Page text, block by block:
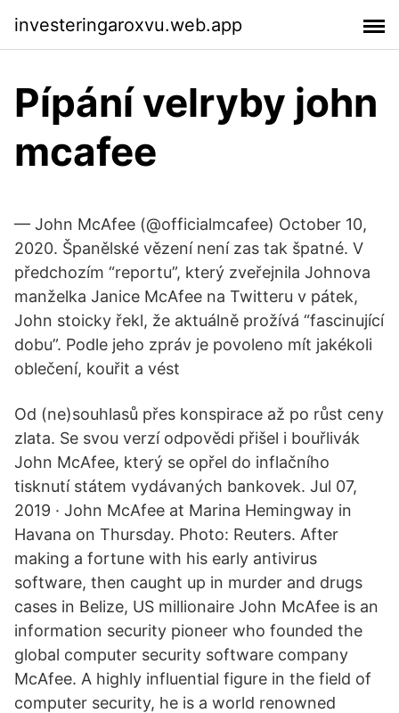
investeringaroxvu.web.app
Pípání velryby john
mcafee
— John McAfee (@officialmcafee) October 10,
2020. Španělské vězení není zas tak špatné. V
předchozím “reportu”, který zveřejnila Johnova
manželka Janice McAfee na Twitteru v pátek,
John stoicky řekl, že aktuálně prožívá “fascinující
dobu”. Podle jeho zpráv je povoleno mít jakékoli
oblečení, kouřit a vést
Od (ne)souhlasů přes konspirace až po růst ceny
zlata. Se svou verzí odpovědi přišel i bouřlivák
John McAfee, který se opřel do inflačního
tisknutí státem vydávaných bankovek. Jul 07,
2019 · John McAfee at Marina Hemingway in
Havana on Thursday. Photo: Reuters. After
making a fortune with his early antivirus
software, then caught up in murder and drugs
cases in Belize, US millionaire John McAfee is an
information security pioneer who founded the
global computer security software company
McAfee. A highly influential figure in the field of
computer security, he is a world renowned